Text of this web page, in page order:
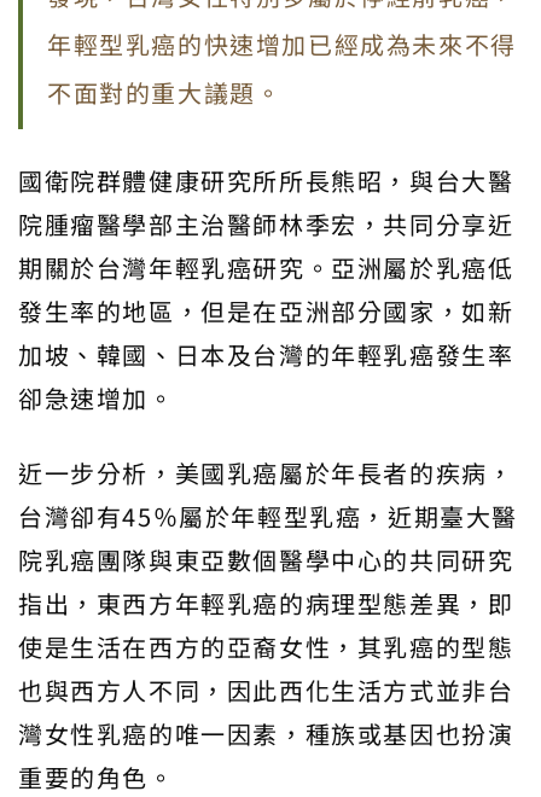
年輕型乳癌的快速增加已經成為未來不得
不面對的重大議題。
國衛院群體健康研究所所長熊昭，與台大醫
院腫瘤醫學部主治醫師林季宏，共同分享近
期關於台灣年輕乳癌研究。 亞洲屬於乳癌低
發生率的地區，但是在亞洲部分國家，如新
加坡、韓國、日本及台灣的年輕乳癌發生率
卻急速增加。
近一步分析，美國乳癌屬於年長者的疾病，
台灣卻有45％屬於年輕型乳癌，近期臺大醫
院乳癌團隊與東亞數個醫學中心的共同研究
指出，東西方年輕乳癌的病理型態差異，即
使是生活在西方的亞裔女性，其乳癌的型態
也與西方人不同，因此西化生活方式並非台
灣女性乳癌的唯一因素，種族或基因也扮演
重要的角色。